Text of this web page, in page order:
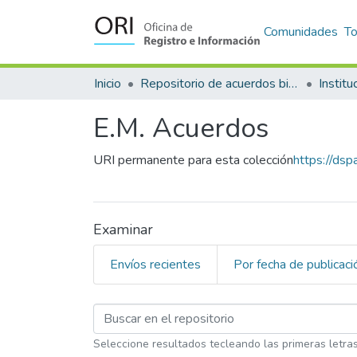
Comunidades
Inicio Repositorio de acuerdos bilaterales para el reconocimiento y equiparación de estudios en la Universidad de Costa Rica
E.M. Acuerdos
URI permanente para esta colecciónhttps://
Examinar
Envíos recientes Por fecha de
Examinando E.M.
Seleccione resultados tecleando las primeras letras